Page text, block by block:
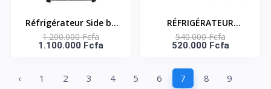
Réfrigérateur Side by
Side |Compresseur
Smart Inverter |Flux
Diagnosis™GC-
1.200.000 Fcfa
1.100.000 Fcfa
RÉFRIGÉRATEUR
FRENCH DOOR 348
LITRES - 2 TIROIRS -
SNASF2-66.2-F
540.000 Fcfa
520.000 Fcfa
‹ 1 2 3 4 5 6 7 8
9